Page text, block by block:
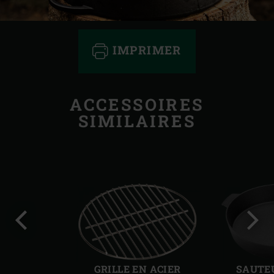
IMPRIMER
ACCESSOIRES
SIMILAIRES
GRILLE EN ACIER